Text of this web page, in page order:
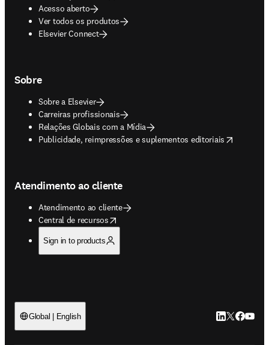
Acesso aberto
Ver todos os produtos
Elsevier Connect
Sobre
Sobre a Elsevier
Carreiras profissionais
Relações Globais com a Mídia
Publicidade, reimpressões e suplementos editoriais
opens in new tab/window
Atendimento ao cliente
Atendimento ao cliente
Central de recursos
opens in new tab/window
Sign in to products
Global | English LinkedIn abre
Twitter